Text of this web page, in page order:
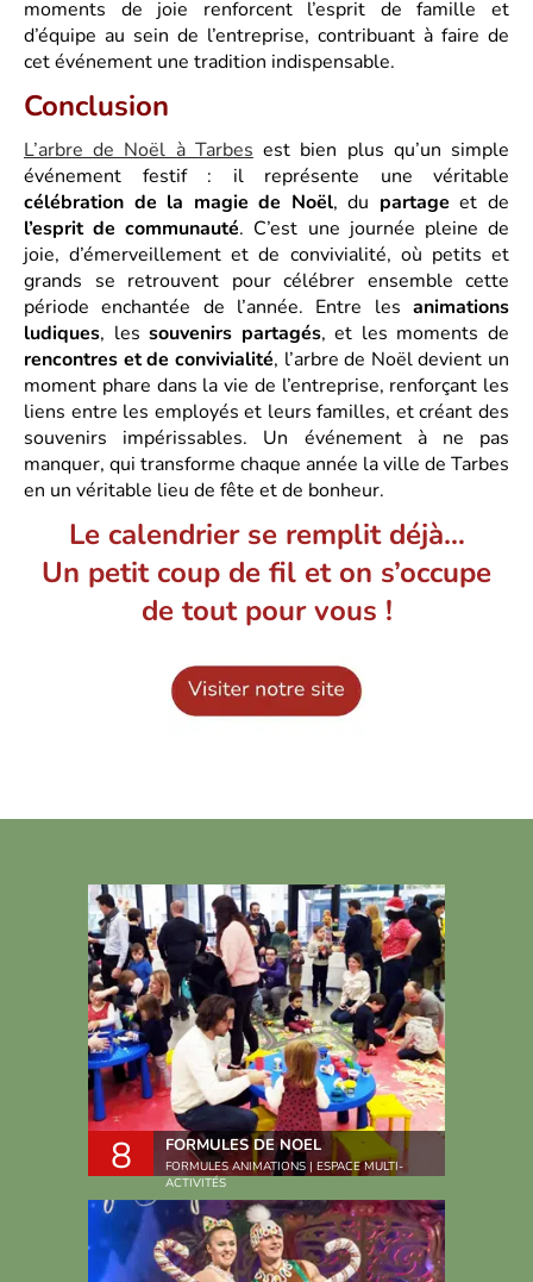
moments de joie renforcent l’esprit de famille et
d’équipe au sein de l’entreprise, contribuant à faire de
cet événement une tradition indispensable.
Conclusion
L’arbre de Noël à Tarbes est bien plus qu’un simple
événement festif : il représente une véritable
célébration de la magie de Noël, du partage et de
l’esprit de communauté. C’est une journée pleine de
joie, d’émerveillement et de convivialité, où petits et
grands se retrouvent pour célébrer ensemble cette
période enchantée de l’année. Entre les animations
ludiques, lessouvenirs partagés, et les moments de
rencontres et de convivialité, l’arbre de Noël devient un
moment phare dans la vie de l’entreprise, renforçant les
liens entre les employés et leurs familles, et créant des
souvenirs impérissables. Un événement à ne pas
manquer, qui transforme chaque année la ville de Tarbes
en un véritable lieu de fête et de bonheur.
Le calendrier se remplit déjà…
Un petit coup de fil et on s’occupe
de tout pour vous !
8 FORMULES DE NOEL
FORMULES ANIMATIONS | ESPACE MULTI-
ACTIVITÉS